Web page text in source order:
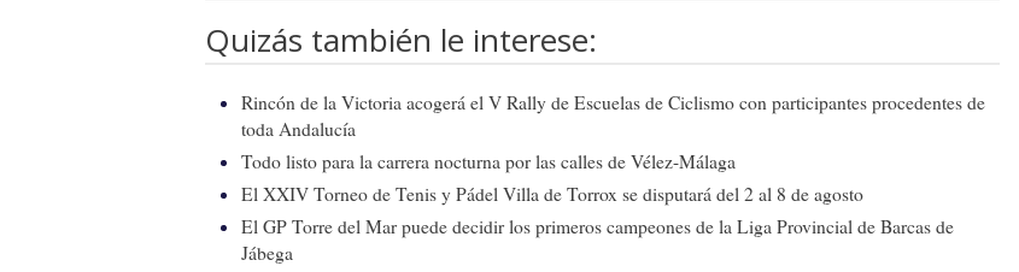
Quizás también le interese:
Rincón de la Victoria acogerá el V Rally de Escuelas de Ciclismo con participantes procedentes de
toda Andalucía
Todo listo para la carrera nocturna por las calles de Vélez-Málaga
El XXIV Torneo de Tenis y Pádel Villa de Torrox se disputará del 2 al 8 de agosto
El GP Torre del Mar puede decidir los primeros campeones de la Liga Provincial de Barcas de
Jábega